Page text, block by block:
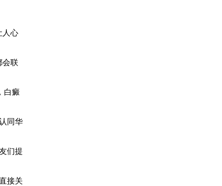
人心
会联
白癜
同华
们提
接关